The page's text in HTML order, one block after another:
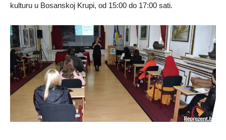
kulturu u Bosanskoj Krupi, od 15:00 do 17:00 sati.